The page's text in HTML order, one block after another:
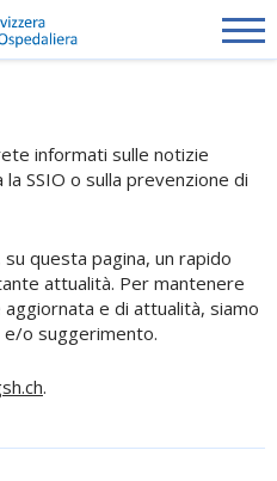
informati sulle notizie
SSIO o sulla prevenzione di
questa pagina, un rapido
attualità. Per mantenere
e di attualità, siamo
o suggerimento.
.